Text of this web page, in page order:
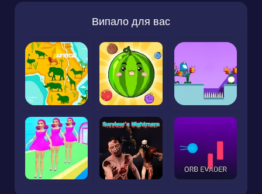
Випало для вас